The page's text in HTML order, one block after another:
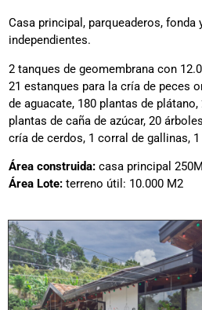
Casa principal, parqueaderos, fonda
independientes.
2 tanques de geomembrana con
21 estanques para la cría de peces
de aguacate, 180 plantas de
plantas de caña de azúcar, 20
cría de cerdos, 1 corral de gallinas,
Área construida: casa principal
Área Lote: terreno útil: 10.000 M2